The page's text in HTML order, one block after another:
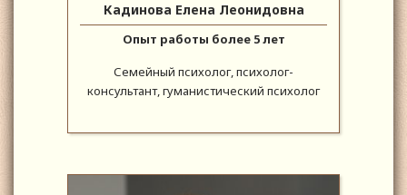
Кадинова Елена Леонидовна
Опыт работы более 5 лет
Семейный психолог, психолог-
консультант, гуманистический психолог